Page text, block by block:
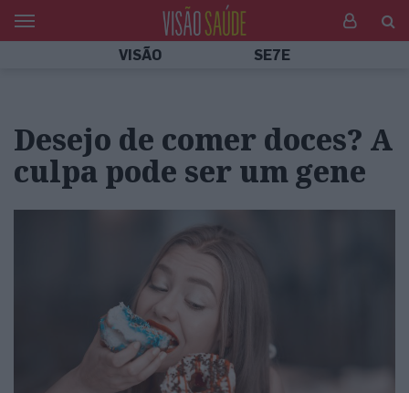
VISÃO SE7E
Desejo de comer doces? A
culpa pode ser um gene